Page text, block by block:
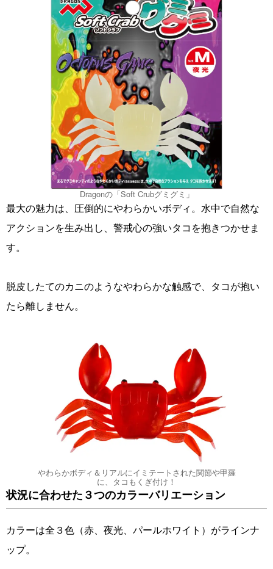
Dragonの「Soft Crubグミグミ」
最大の魅力は、圧倒的にやわらかいボディ。水中で自然な
アクションを生み出し、警戒心の強いタコを抱きつかせま
す。
脱皮したてのカニのようなやわらかな触感で、タコが抱い
たら離しません。
やわらかボディ＆リアルにイミテートされた関節や甲羅
に、タコもくぎ付け！
状況に合わせた３つのカラーバリエーション
カラーは全３色（赤、夜光、パールホワイト）がラインナ
ップ。